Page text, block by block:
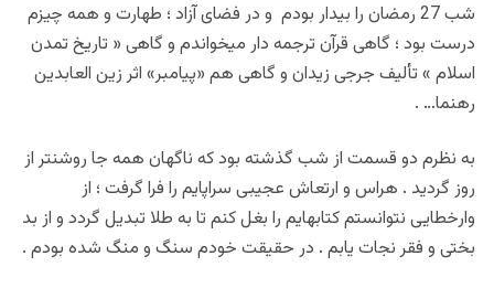
شب 27 رمضان را بیدار بودم و در فضای آزاد ؛ طهارت و همه چیزم
درست بود ؛ گاهی قرآن ترجمه دار میخواندم و گاهی « تاریخ تمدن
اسلام » تألیف جرجی زیدان و گاهی هم «پیامبر» اثر زین العابدین
رهنما… .
به نظرم دو قسمت از شب گذشته بود که ناگهان همه جا روشنتر از
روز گردید . هراس و ارتعاش عجیبی سراپایم را فرا گرفت ؛ از
وارخطایی نتوانستم کتابهایم را بغل کنم تا به طلا تبدیل گردد و از بد
بختی و فقر نجات یابم . در حقیقت خودم سنگ و منگ شده بودم .